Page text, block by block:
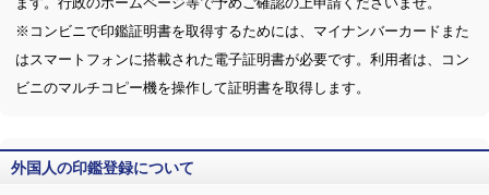
※コンビニで印鑑証明書を取得するためには、マイナンバーカードまた
はスマートフォンに搭載された電子証明書が必要です。利用者は、コン
ビニのマルチコピー機を操作して証明書を取得します。
外国人の印鑑登録について